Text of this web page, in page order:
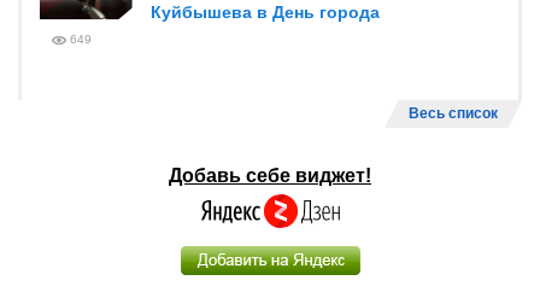
Куйбышева в День города
649
Весь список
Добавь себе виджет!